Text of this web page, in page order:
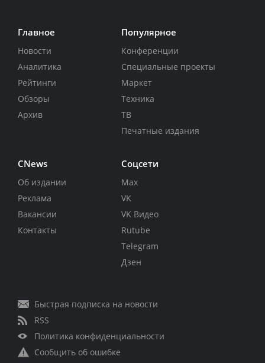
Главное
Новости
Аналитика
Рейтинги
Обзоры
Архив
Популярное
Конференции
Специальные проекты
Маркет
Техника
ТВ
Печатные издания
CNews
Об издании
Реклама
Вакансии
Контакты
Соцсети
Max
VK
VK Видео
Rutube
Telegram
Дзен
Быстрая подписка на новости
RSS
Политика конфиденциальности
Сообщить об ошибке